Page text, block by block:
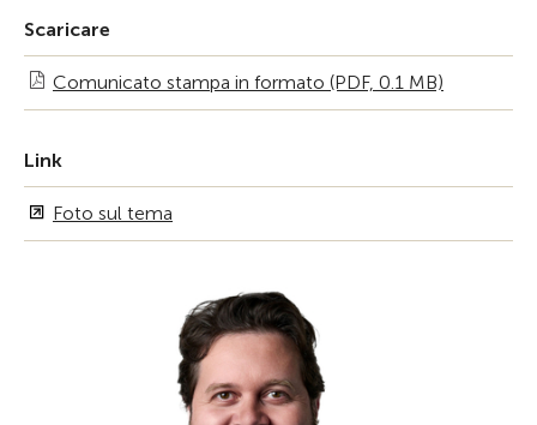
Scaricare
Comunicato stampa in formato (PDF, 0.1 MB)
Link
Foto sul tema